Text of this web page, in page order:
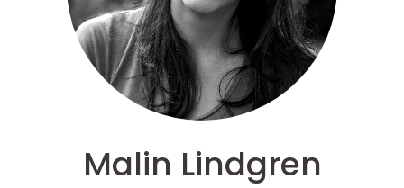
Malin Lindgren